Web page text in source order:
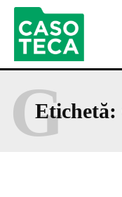
Etichetă:
G